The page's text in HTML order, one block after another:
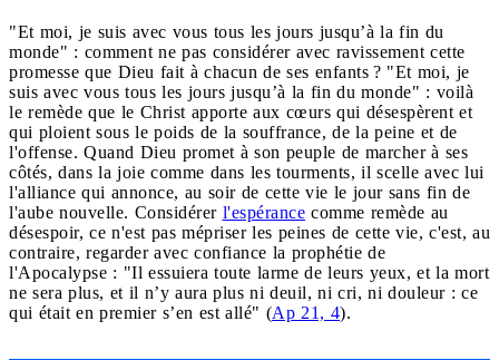
"Et moi, je suis avec vous tous les jours jusqu’à la fin du
monde" : comment ne pas considérer avec ravissement cette
promesse que Dieu fait à chacun de ses enfants ? "Et moi, je
suis avec vous tous les jours jusqu’à la fin du monde" : voilà
le remède que le Christ apporte aux cœurs qui désespèrent et
qui ploient sous le poids de la souffrance, de la peine et de
l'offense. Quand Dieu promet à son peuple de marcher à ses
côtés, dans la joie comme dans les tourments, il scelle avec lui
l'alliance qui annonce, au soir de cette vie le jour sans fin de
l'aube nouvelle. Considérer l'espérance comme remède au
désespoir, ce n'est pas mépriser les peines de cette vie, c'est, au
contraire, regarder avec confiance la prophétie de
l'Apocalypse : "Il essuiera toute larme de leurs yeux, et la mort
ne sera plus, et il n’y aura plus ni deuil, ni cri, ni douleur : ce
qui était en premier s’en est allé" (Ap 21, 4).